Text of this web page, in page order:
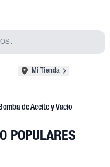
Mi Tienda
de Aceite y Vacio
POPULARES